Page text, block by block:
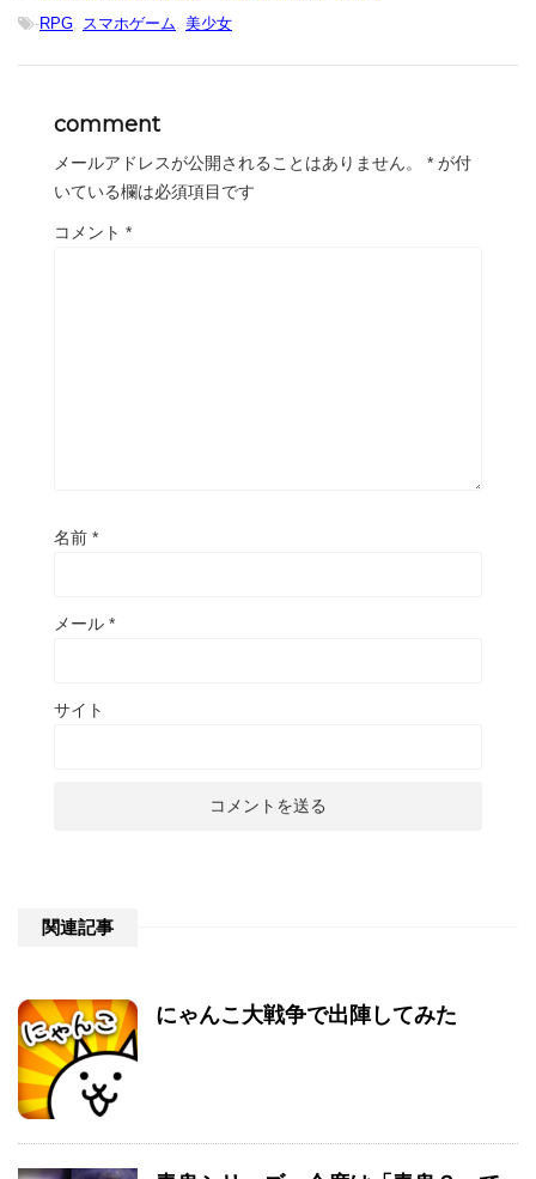
-RPG スマホゲーム 美少女
comment
メールアドレスが公開されることはありません。 * が付
いている欄は必須項目です
コメント *
名前 *
メール *
サイト
関連記事
にゃんこ大戦争で出陣してみた